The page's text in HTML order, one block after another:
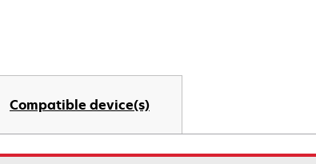
Compatible device(s)